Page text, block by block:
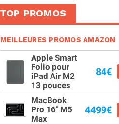
TOP PROMOS
MEILLEURES PROMOS AMAZON
Apple Smart
Folio pour
iPad Air M2
13 pouces
84€
MacBook
Pro 16" M5
Max
4499€